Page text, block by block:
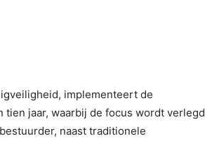
implementeert de
jaar, waarbij de focus wordt verlegd
naast traditionele